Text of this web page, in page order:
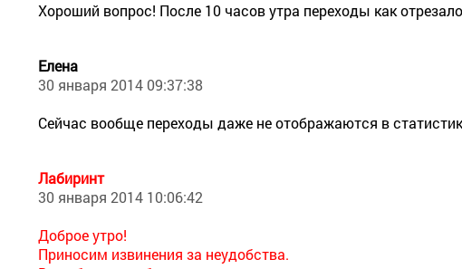
Хороший вопрос! После 10 часов утра переходы как
Елена
30 января 2014 09:37:38
Сейчас вообще переходы даже не отображаются в
Лабиринт
30 января 2014 10:06:42
Доброе утро!
Приносим извинения за неудобства.